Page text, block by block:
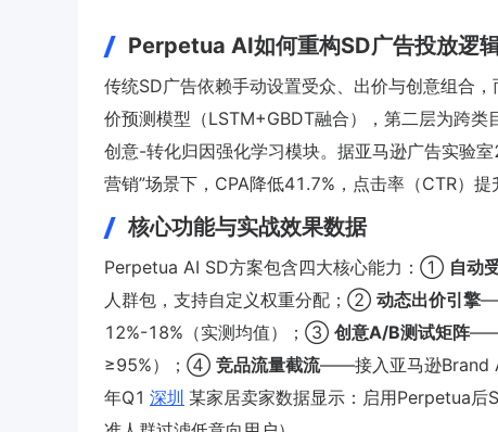
Perpetua AI如何重构SD广告投放逻
传统SD广告依赖手动设置受众、出价与创意组合
价预测模型（LSTM+GBDT融合），第二层为跨
创意-转化归因强化学习模块。据亚马逊广告实验
营销”场景下，CPA降低41.7%，点击率（CTR）
核心功能与实战效果数据
Perpetua AI SD方案包含四大核心能力：① 自动
人群包，支持自定义权重分配；② 动态出价引擎
12%-18%（实测均值）；③ 创意A/B测试矩阵——
≥95%）；④ 竞品流量截流——接入亚马逊Brand
年Q1 深圳 某家居卖家数据显示：启用Perpetua